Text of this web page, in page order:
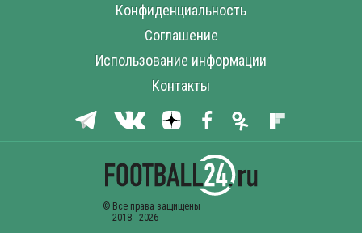
Конфиденциальность
Соглашение
Использование информации
Контакты